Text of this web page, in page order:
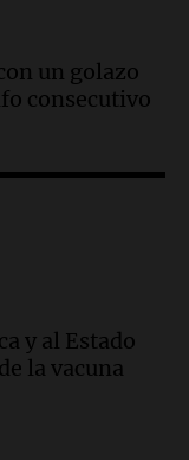
Pourrain:
para
hasta
que
un golazo
consecutivo
y al Estado
la vacuna